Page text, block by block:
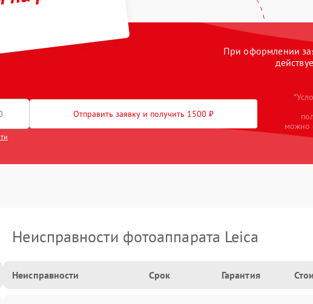
При оформлении
Отправить заявку и получить 1500 ₽
можно
Неисправности фотоаппарата Leica
Неисправности Срок Гарантия